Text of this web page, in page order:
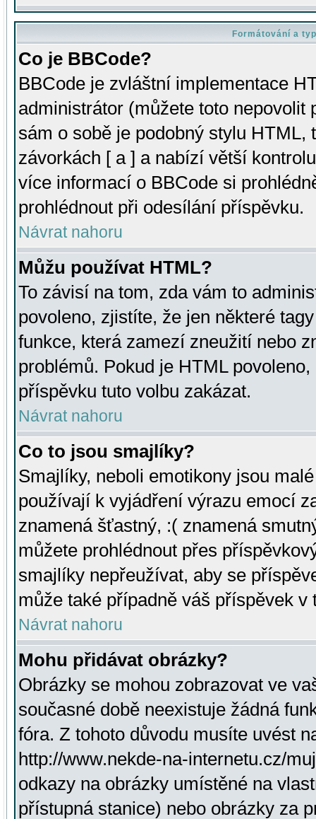
Formátování a
Co je BBCode?
BBCode je zvláštní implementace
administrátor (můžete toto
sám o sobě je podobný stylu HTML,
závorkách [ a ] a nabízí větší
více informací o BBCode si
prohlédnout při odesílání příspěvku.
Návrat nahoru
Můžu používat HTML?
To závisí na tom, zda vám to
povoleno, zjistíte, že jen některé
funkce, která zamezí zneužití nebo
problémů. Pokud je HTML
příspěvku tuto volbu zakázat.
Návrat nahoru
Co to jsou smajlíky?
Smajlíky, neboli emotikony jsou
používají k vyjádření výrazu emocí
znamená šťastný, :( znamená
můžete prohlédnout přes
smajlíky nepřeužívat, aby se
může také případně váš příspěvek v
Návrat nahoru
Mohu přidávat obrázky?
Obrázky se mohou zobrazovat ve
současné době neexistuje žádná
fóra. Z tohoto důvodu musíte uvést
http://www.nekde-na-internetu.cz/
odkazy na obrázky umístěné na
přístupná stanice) nebo obrázky za